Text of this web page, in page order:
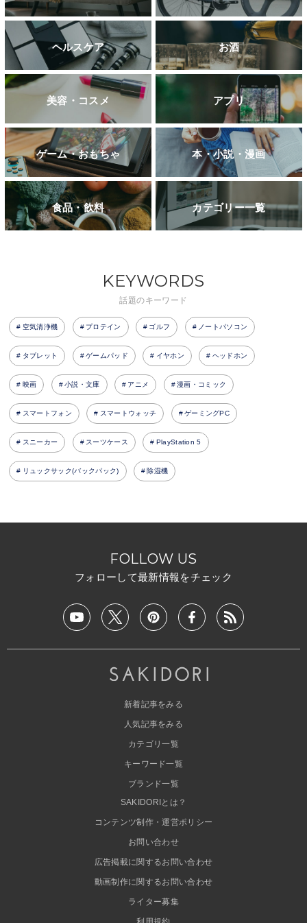
ヘルスケア お酒
美容・コスメ アプリ
ゲーム・おもちゃ 本・小説・漫画
食品・飲料 カテゴリー一覧
KEYWORDS
話題のキーワード
空気清浄機 プロテイン ゴルフ ノートパソコン
タブレット ゲームパッド イヤホン ヘッドホン
映画 小説・文庫 アニメ 漫画・コミック
スマートフォン スマートウォッチ ゲーミングPC
スニーカー スーツケース PlayStation 5
リュックサック(バックパック) 除湿機
FOLLOW US
フォローして最新情報をチェック
新着記事をみる
人気記事をみる
カテゴリ一覧
キーワード一覧
ブランド一覧
SAKIDORIとは？
コンテンツ制作・運営ポリシー
お問い合わせ
広告掲載に関するお問い合わせ
動画制作に関するお問い合わせ
ライター募集